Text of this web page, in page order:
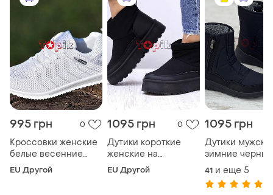
995 грн 0
Кроссовки женские
белые весенние
летние сетка (код:
б3135)
EU Другой
1095 грн 0
Дутики короткие
женские на
платформе черные
угги (код: б3324)
EU Другой
1095 грн
Дутики
зимние
молнии сапоги,
дутики чоловічі
зимові чорні на
41 и еще 5